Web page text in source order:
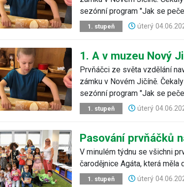
sezónní program "Jak se
1. stupeň úterý
1. A v muzeu Nový
Prvňáčci ze světa vzdělání
zámku v Novém Jičíně.
sezónní program "Jak se
1. stupeň úterý
Pasování prvňáčků
V minulém týdnu se všichni
čarodějnice Agáta, která měla
1. stupeň úterý